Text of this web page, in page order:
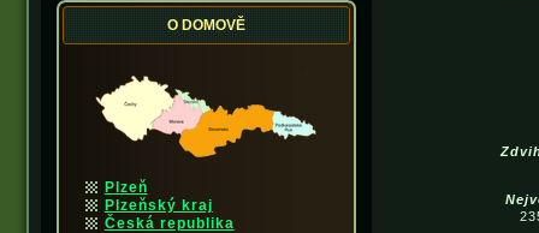
O DOMOVĚ
Plzeň
Plzeňský kraj
Česká republika